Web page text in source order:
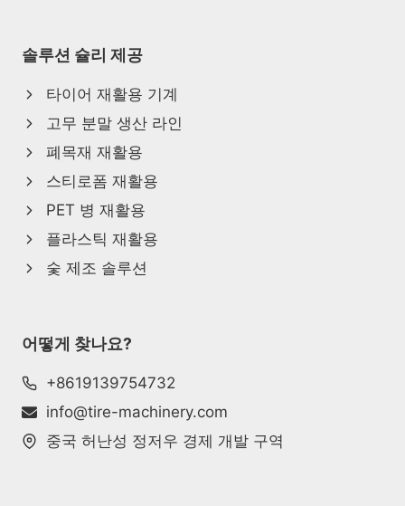
솔루션 슐리 제공
타이어 재활용 기계
고무 분말 생산 라인
폐목재 재활용
스티로폼 재활용
PET 병 재활용
플라스틱 재활용
숯 제조 솔루션
어떻게 찾나요?
+8619139754732
info@tire-machinery.com
중국 허난성 정저우 경제 개발 구역